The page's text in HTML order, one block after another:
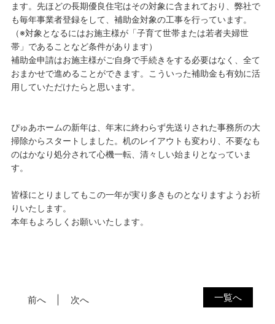
ます。先ほどの長期優良住宅はその対象に含まれており、弊社で
も毎年事業者登録をして、補助金対象の工事を行っています。
（※対象となるにはお施主様が「子育て世帯または若者夫婦世
帯」であることなど条件があります）
補助金申請はお施主様がご自身で手続きをする必要はなく、全て
おまかせで進めることができます。こういった補助金も有効に活
用していただけたらと思います。
ぴゅあホームの新年は、年末に終わらず先送りされた事務所の大
掃除からスタートしました。机のレイアウトも変わり、不要なも
のはかなり処分されて心機一転、清々しい始まりとなっていま
す。
皆様にとりましてもこの一年が実り多きものとなりますようお祈
りいたします。
本年もよろしくお願いいたします。
一覧へ
前へ 次へ